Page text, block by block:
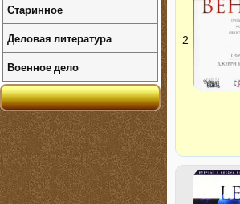
2
Старинное
Деловая литература
Военное дело